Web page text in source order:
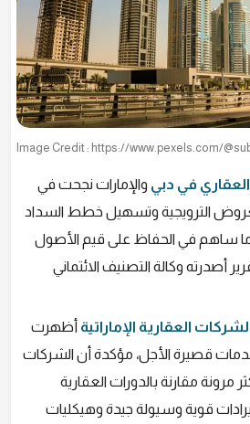
Image Credit : https://www.pexels.com/
في دبي والإمارات نجحت في
الترويجية وتسهيل خطط السداد
ساهم في الحفاظ على قيم الأصول
أصدرته وكالة التصنيف الائتماني
العقارية الإماراتية أظهرت
قصيرة الأجل، مؤكدة أن الشركات
مرونة مقارنة بالدورات العقارية
قوية وسيولة جيدة وهيكليات